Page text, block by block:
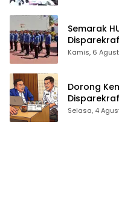
Semarak
Kamis, 6
Dorong
Para Aleg
Selasa, 4